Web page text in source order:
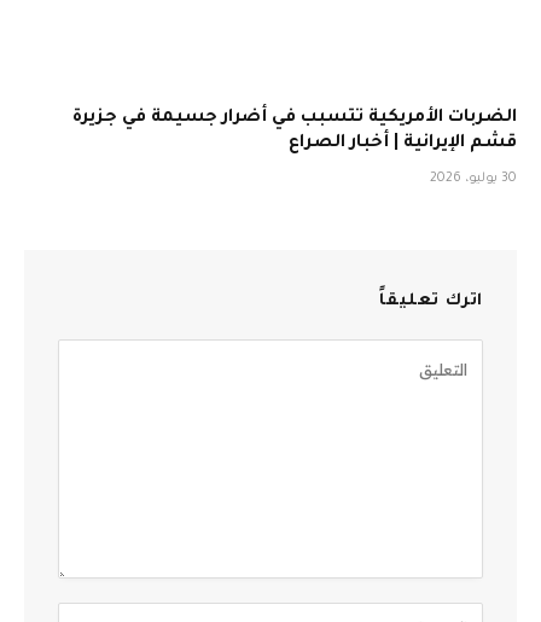
الضربات الأمريكية تتسبب في أضرار جسيمة في جزيرة
قشم الإيرانية | أخبار الصراع
30 يوليو، 2026
اترك تعليقاً